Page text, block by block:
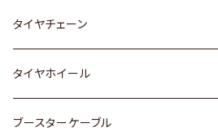
三菱
スバル
レクサス
マツダ
三菱
スバル
いすゞ
ダイハツ
マツダ
日産
ダイハツ
スバル
スズキ
日産
ダイハツ
スズキ
日産
ダイハツ
トヨタ
マツダ
タイヤチェーン
タイヤホイール
トヨタ
ブースターケーブル